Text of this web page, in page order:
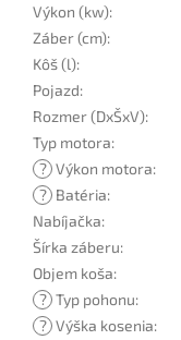
Výkon (kw):
Záber (cm):
Kôš (l):
Pojazd:
Rozmer (DxŠxV):
Typ motora:
? Výkon motora:
? Batéria:
Nabíjačka:
Šírka záberu:
Objem koša:
? Typ pohonu:
? Výška kosenia: